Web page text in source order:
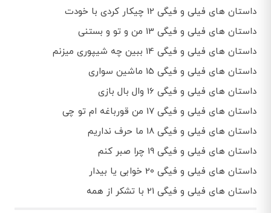
داستان های فیلی و فیگی 12 چیکار کردی با خودت
داستان های فیلی و فیگی 13 من و تو و بستنی
داستان های فیلی و فیگی 14 ببین چه شیپوری میزنم
داستان های فیلی و فیگی 15 ماشین سواری
داستان های فیلی و فیگی 16 وال بال بازی
داستان های فیلی و فیگی 17 من قورباغه ام تو چی
داستان های فیلی و فیگی 18 ما حرف نداریم
داستان های فیلی و فیگی 19 چرا صبر کنم
داستان های فیلی و فیگی 20 خوابی یا بیدار
داستان های فیلی و فیگی 21 با تشکر از همه